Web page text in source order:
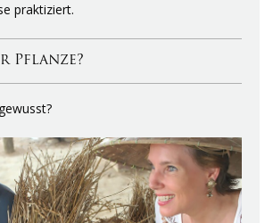
praktiziert.
Pflanze?